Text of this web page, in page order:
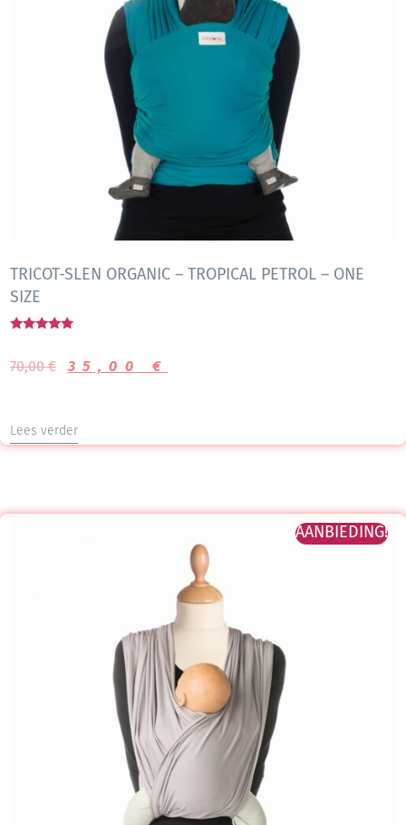
TRICOT-SLEN ORGANIC – TROPICAL PETROL – ONE
SIZE
uit 5
70,00€ 35,00 €
Lees verder
AANBIEDING!